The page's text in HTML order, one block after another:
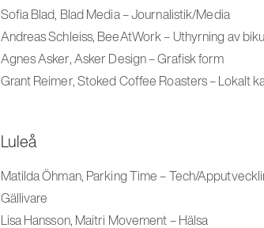
Sofia Blad, Blad Media – Journalistik/Media
Andreas Schleiss, BeeAtWork – Uthyrning av
Agnes Asker, Asker Design – Grafisk form
Grant Reimer, Stoked Coffee Roasters – Lokalt
Luleå
Matilda Öhman, Parking Time – Tech/
Gällivare
Lisa Hansson, Maitri Movement – Hälsa